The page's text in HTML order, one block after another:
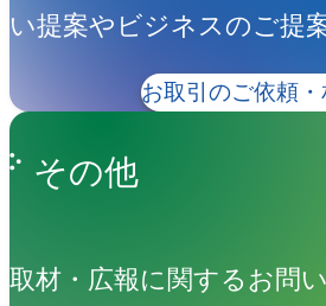
い提案やビジネスのご提
お取引のご依頼・
その他
取材・広報に関するお問